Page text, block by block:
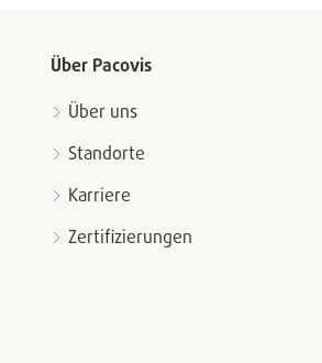
Über Pacovis
Über uns
Standorte
Karriere
Zertifizierungen